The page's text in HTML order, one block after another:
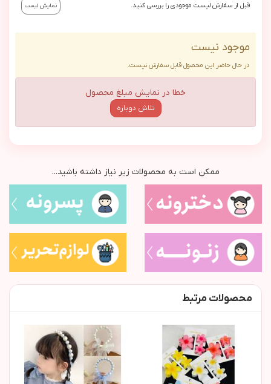
قبل از سفارش لیست موجودی را بررسی کنید. نمایش لیست
موجود نیست
در حال حاضر این محصول قابل سفارش نیست.
خطا در نمایش مبلغ محصول
تلاش دوباره
ممکن است به محصولات زیر نیاز داشته باشید...
محصولات مرتبط